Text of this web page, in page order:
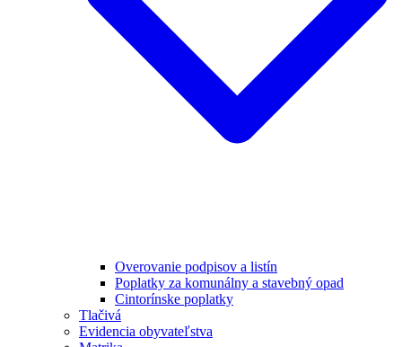
Overovanie podpisov a listín
Poplatky za komunálny a stavebný opad
Cintorínske poplatky
Tlačivá
Evidencia obyvateľstva